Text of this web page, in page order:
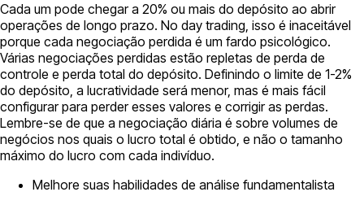
Cada um pode chegar a 20% ou mais do depósito ao abrir
operações de longo prazo. No day trading, isso é inaceitável
porque cada negociação perdida é um fardo psicológico.
Várias negociações perdidas estão repletas de perda de
controle e perda total do depósito. Definindo o limite de 1-2%
do depósito, a lucratividade será menor, mas é mais fácil
configurar para perder esses valores e corrigir as perdas.
Lembre-se de que a negociação diária é sobre volumes de
negócios nos quais o lucro total é obtido, e não o tamanho
máximo do lucro com cada indivíduo.
Melhore suas habilidades de análise fundamentalista